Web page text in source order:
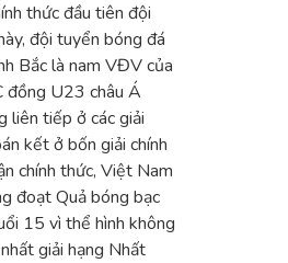
thức đầu tiên đội
đội tuyển bóng đá
Bắc là nam VĐV của
đồng U23 châu Á
liên tiếp ở các giải
kết ở bốn giải chính
chính thức, Việt Nam
đoạt Quả bóng bạc
15 vì thể hình không
giải hạng Nhất